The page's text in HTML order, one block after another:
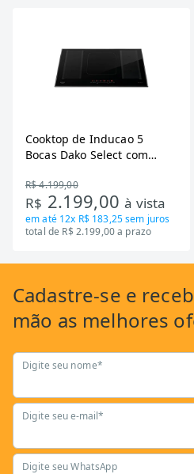
Cooktop de Inducao 5
Bocas Dako Select com
R$ 4.199,00
R$ 2.199,00à vista
em até 12x R$ 183,25sem juros
total de R$ 2.199,00 a prazo
Cadastre-se e
mão as melhores
Digite seu nome*
Digite seu e-mail*
Digite seu WhatsApp